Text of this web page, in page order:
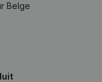
Belge